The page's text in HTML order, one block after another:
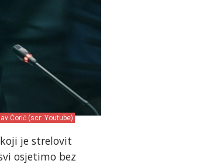
Ćorić (scr: Youtube)
je strelovit
osjetimo bez